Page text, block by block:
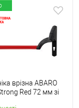
врізна ABARO
Red 72 мм зі